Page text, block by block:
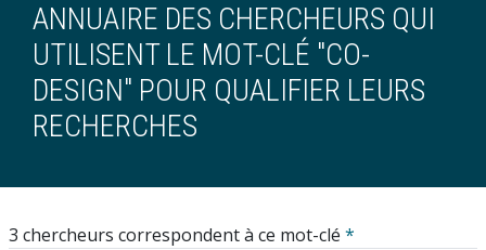
ANNUAIRE DES CHERCHEURS QUI
UTILISENT LE MOT-CLÉ "CO-
DESIGN" POUR QUALIFIER LEURS
RECHERCHES
3 chercheurs correspondent à ce mot-clé *